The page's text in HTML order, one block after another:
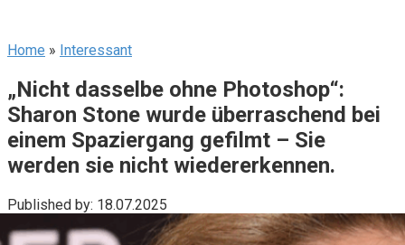
Home » Interessant
„Nicht dasselbe ohne Photoshop“:
Sharon Stone wurde überraschend bei
einem Spaziergang gefilmt – Sie
werden sie nicht wiedererkennen.
Published by: 18.07.2025